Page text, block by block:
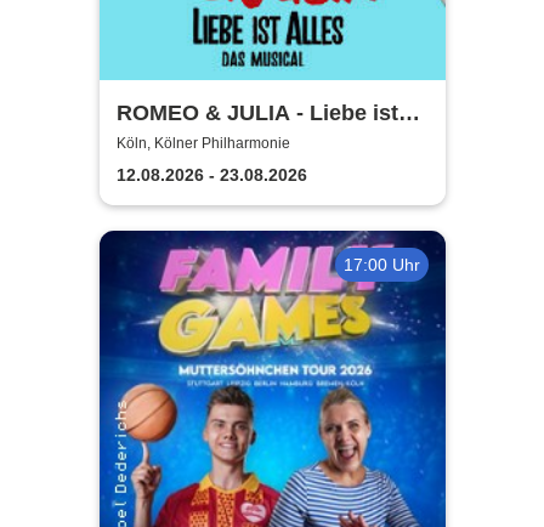
ROMEO & JULIA - Liebe ist
alles - Die Tour
Köln, Kölner Philharmonie
12.08.2026 - 23.08.2026
17:00 Uhr